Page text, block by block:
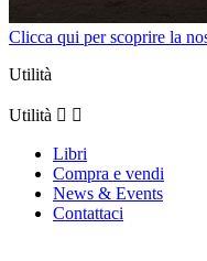
Clicca qui per scoprire la
Utilità
Utilità  
Libri
Compra e vendi
News & Events
Contattaci